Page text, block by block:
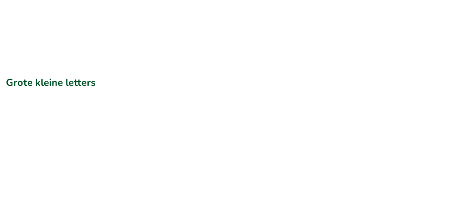
Grote kleine letters